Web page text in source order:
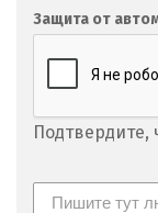
Защита от
Подтвердите,